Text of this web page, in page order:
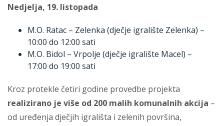
Nedjelja, 19. listopada
M.O. Ratac – Zelenka (dječje igralište Zelenka) –
10:00 do 12:00 sati
M.O. Bidol – Vrpolje (dječje igralište Macel) –
17:00 do 19:00 sati
Kroz protekle četiri godine provedbe projekta
realizirano je više od 200 malih komunalnih akcija –
od uređenja dječjih igrališta i zelenih površina,